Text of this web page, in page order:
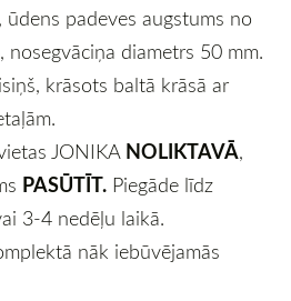
ūdens padeves augstums no
nosegvāciņa diametrs 50 mm.
krāsots baltā krāsā ar
JONIKA NOLIKTAVĀ,
PASŪTĪT. Piegāde līdz
3-4 nedēļu laikā.
nāk iebūvējamās